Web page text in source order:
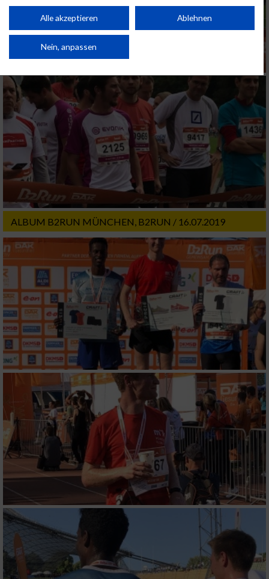
ALBUM B2RUN MÜNCHEN, B2RUN / 16.07.2019
Performance von Inhalten. Analyse von Zielgruppen durch Statistiken oder
Kombinationen von Daten aus verschiedenen Quellen. Entwicklung und
von Inhalten.
Daten können außerhalb der Europäischen Union weitergegeben und in die
Website/App.
Partnerliste anzeigen (1 IAB-Anbieter)
Wir nutzen Ihre Daten für folgende Zwecke:
IAB-Verarbeitungszwecke:
Speichern von oder Zugriff auf Informationen
auf einem Endgerät
Verwendung reduzierter Daten zur Auswahl
von Werbeanzeigen
Erstellung von Profilen für personalisierte
Werbung
Verwendung von Profilen zur Auswahl
personalisierter Werbung
Erstellung von Profilen zur Personalisierung
von Inhalten
Verwendung von Profilen zur Auswahl
personalisierter Inhalte
Messung der Werbeleistung
Messung der Performance von Inhalten
Analyse von Zielgruppen durch Statistiken
oder Kombinationen von Daten aus
verschiedenen Quellen
Entwicklung und Verbesserung der Angebote
Verwendung reduzierter Daten zur Auswahl
von Inhalten
IAB-Besonderheiten:
Alle akzeptieren Ablehnen
Nein, anpassen